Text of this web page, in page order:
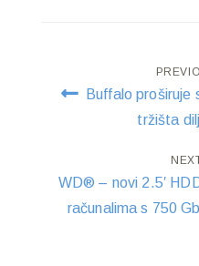
Post
navigation
Buffalo proširuje
tržišta
WD® – novi 2.5′
računalima s 750